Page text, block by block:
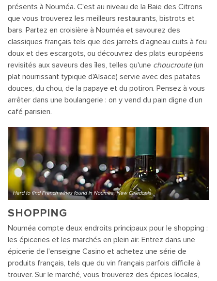
présents à Nouméa. C'est au niveau de la Baie des Citrons
que vous trouverez les meilleurs restaurants, bistrots et
bars. Partez en croisière à Nouméa et savourez des
classiques français tels que des jarrets d'agneau cuits à feu
doux et des escargots, ou découvrez des plats européens
revisités aux saveurs des îles, telles qu'une choucroute(un
plat nourrissant typique d'Alsace) servie avec des patates
douces, du chou, de la papaye et du potiron. Pensez à vous
arrêter dans une boulangerie : on y vend du pain digne d'un
café parisien.
Hard to find French wines found in Noumea, New Caledonia
SHOPPING
Nouméa compte deux endroits principaux pour le shopping :
les épiceries et les marchés en plein air. Entrez dans une
épicerie de l'enseigne Casino et achetez une série de
produits français, tels que du vin français parfois difficile à
trouver. Sur le marché, vous trouverez des épices locales,